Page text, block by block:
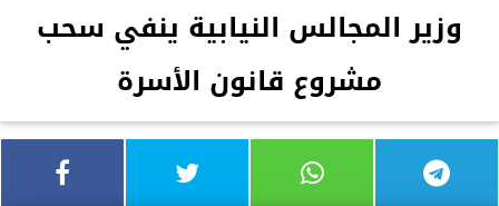
وزير المجالس النيابية ينفي سحب
مشروع قانون الأسرة